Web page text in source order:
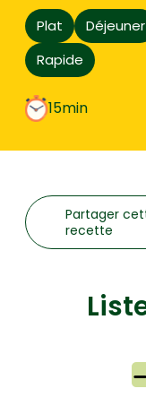
Plat Déjeuner
Rapide
15min
Partager
recette